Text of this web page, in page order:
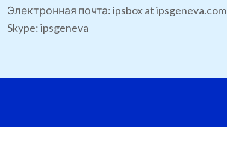
Электронная почта: ipsbox at ipsgeneva.com
Skype: ipsgeneva